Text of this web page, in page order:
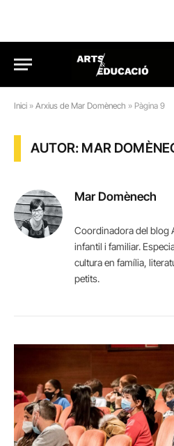
Inici » Arxius de Mar Domènech » Pàgina 9
AUTOR: MAR
Mar Domènech
Coordinadora del blog
infantil i familiar.
cultura en família,
petits.